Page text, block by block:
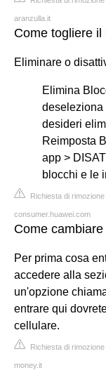
aranzulla.it
Come togliere
Eliminare o
Elimina
deseleziona
desideri
Reimposta
app >
blocchi e le
Richiesta di
consumer.huawei.com
Come
Per prima cosa
accedere alla
un'opzione
entrare qui
cellulare.
Richiesta di
money.it